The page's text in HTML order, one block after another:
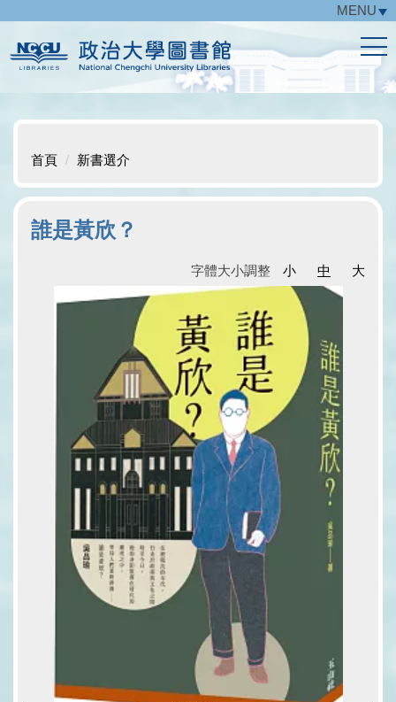
主
要
區
MENU
首頁 新書選介
誰是黃欣？
字體大小調整 小 中 大